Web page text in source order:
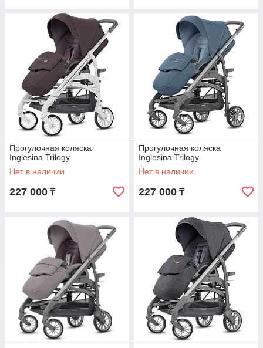
Прогулочная коляска
Inglesina Trilogy
Нет в наличии
227 000 ₸
Прогулочная коляска
Inglesina Trilogy
Нет в наличии
227 000 ₸